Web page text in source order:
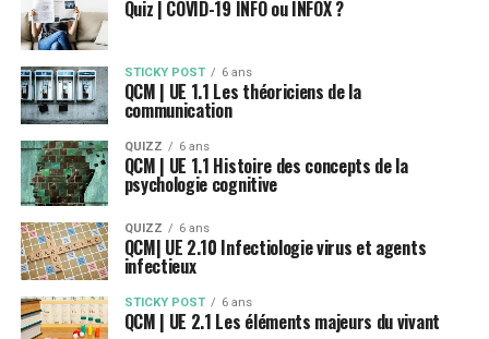
Quiz | COVID-19 INFO ou INFOX ?
STICKY POST 6 ans
QCM | UE 1.1 Les théoriciens de la
communication
QUIZZ 6 ans
QCM | UE 1.1 Histoire des concepts de la
psychologie cognitive
QUIZZ 6 ans
QCM| UE 2.10 Infectiologie virus et agents
infectieux
STICKY POST 6 ans
QCM | UE 2.1 Les éléments majeurs du vivant